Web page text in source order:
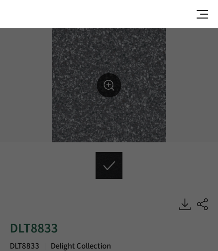
DLT8833, Delight, Heterogeneous Sheet, HFLOR
DLT8833
DLT8833 Delight Collection